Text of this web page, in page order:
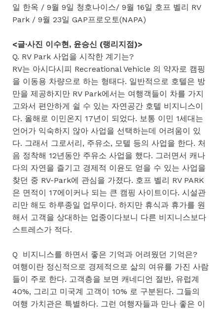
일 한옥 / 9월 9일 청호나이스/ 9월 16일 호프 벨리 RV
Park / 9월 23일 GAP프로오토(NAPA)
<글·사진 이수현, 윤승신 (랭리지점)>
Q. RV Park 사업을 시작한 계기는?
RV는 아시다시피 Recreational Vehicle 의 약자로 캠핑
을 이동용 차량으로 하는 형태다. 일반적으로 호텔은 방
만을 제공하지만 RV Park에서는 여행객들이 차를 가지
고와서 편안하게 쉴 수 있는 자연공간 호텔 비지니스이
다. 올해로 이민온지 17년이 되었다. 보통 이민 1세대는
언어가 익숙하지 않아 사업을 선택하는데 어려움이 있
다. 그래서 그로서리, 주유소, 모텔 등의 사업을 한다. 처
음 정착해 12년동안 주유소 사업을 했다. 그러면서 캐나
다의 자연을 즐기고 경제적 이윤도 얻을 수 있는 사업을
찾던 중 RV-Park에 관심을 가졌다. 호프 벨리 RV PARK
은 면적이 17에이커나 되는 큰 캠핑 사이트이다. 시설관
리만 해도 하루종일 업무이다. 하지만 휴식과 휴가를 원
해서 고객을 상대하는 업종이다보니 다른 비지니스보다
스트레스가 적다.
Q 비지니스를 하면서 좋은 기억과 어려웠던 기억은?
여행이란 정신적으로 경제적으로 삶의 여유를 가진 사람
들이 주로 한다. 고객층을 보면 캐네디언 절반, 유럽계
40%, 그리고 미국계 고객이 10% 로 구분된다. 그들의
여행 가치관은 특별하다. 그런 여행자들과 만나 좋은 이